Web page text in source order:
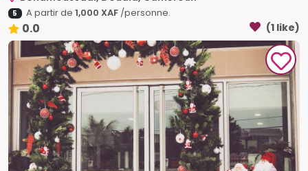
5 A partir de 1,000 XAF/personne.
0.0 (1 like)